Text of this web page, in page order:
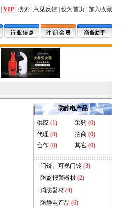
VIP 搜索 意见反馈 设为首页 加入收藏
防静电产品
供应 (1) 采购 (0)
代理 (0) 招商 (0)
合作 (0) 其它 (0)
门铃、可视门铃 (3)
防盗报警器材 (2)
消防器材 (4)
防静电产品 (6)